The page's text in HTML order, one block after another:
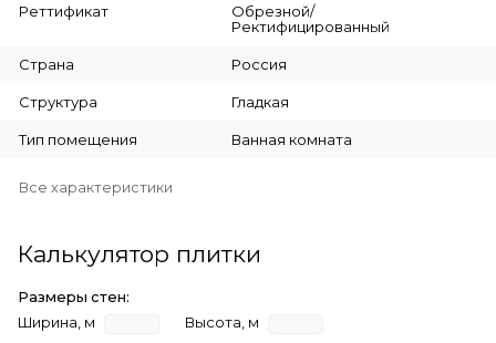
Реттификат
Обрезной/
Ректифицированный
Страна Россия
Структура Гладкая
Тип помещения Ванная комната
Все характеристики
Калькулятор плитки
Размеры стен:
Ширина, м
Высота, м